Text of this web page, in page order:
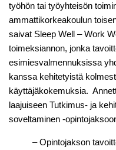
työhön tai työyhteisön
ammattikorkeakoulun
saivat Sleep Well – Work
toimeksiannon, jonka
esimiesvalmennuksissa
kanssa kehitetyistä
käyttäjäkokemuksia.
laajuiseen Tutkimus- ja
soveltaminen -
– Opintojakson